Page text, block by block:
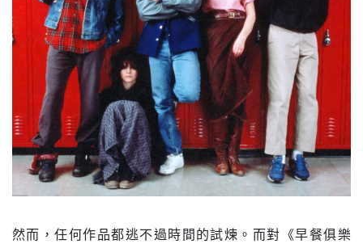
然而，任何作品都逃不過時間的試煉。而對《早餐俱樂